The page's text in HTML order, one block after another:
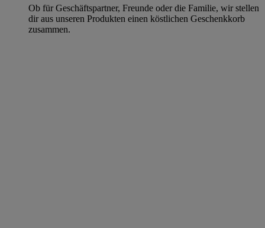
Ob für Geschäftspartner, Freunde oder die Familie, wir stellen
dir aus unseren Produkten einen köstlichen Geschenkkorb
zusammen.